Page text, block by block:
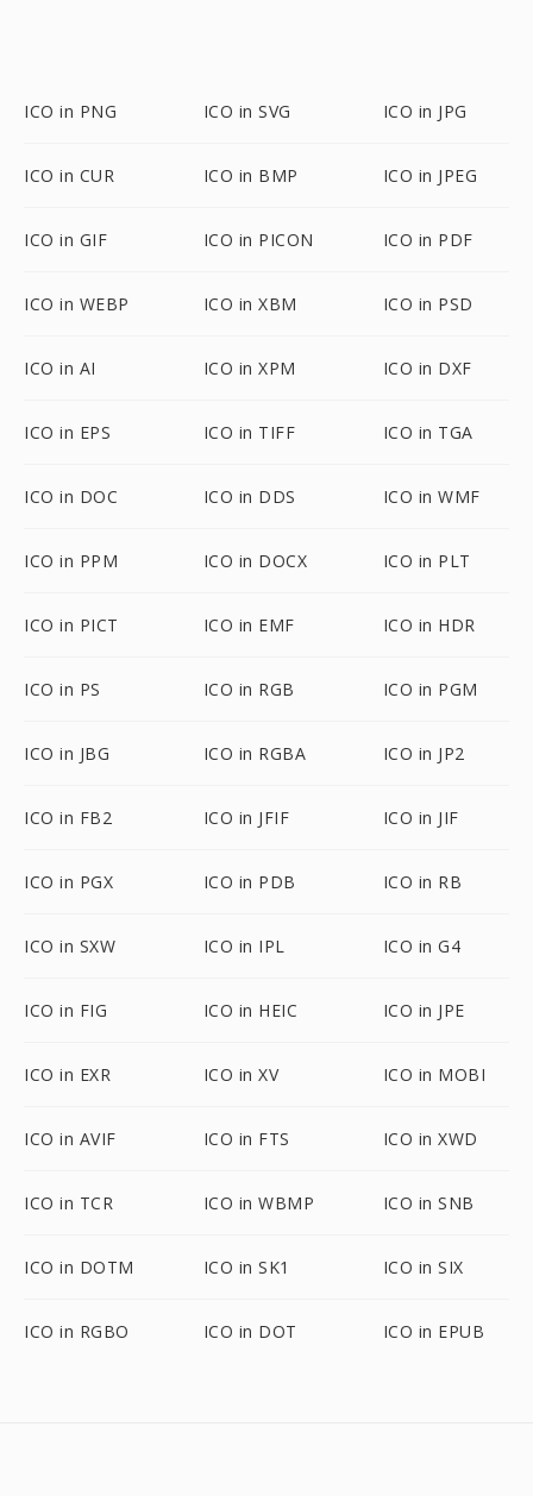
ICO in PNG ICO in SVG ICO in JPG
ICO in CUR ICO in BMP ICO in JPEG
ICO in GIF ICO in PICON ICO in PDF
ICO in WEBP ICO in XBM ICO in PSD
ICO in AI ICO in XPM ICO in DXF
ICO in EPS ICO in TIFF ICO in TGA
ICO in DOC ICO in DDS ICO in WMF
ICO in PPM ICO in DOCX ICO in PLT
ICO in PICT ICO in EMF ICO in HDR
ICO in PS ICO in RGB ICO in PGM
ICO in JBG ICO in RGBA ICO in JP2
ICO in FB2 ICO in JFIF ICO in JIF
ICO in PGX ICO in PDB ICO in RB
ICO in SXW ICO in IPL ICO in G4
ICO in FIG ICO in HEIC ICO in JPE
ICO in EXR ICO in XV ICO in MOBI
ICO in AVIF ICO in FTS ICO in XWD
ICO in TCR ICO in WBMP ICO in SNB
ICO in DOTM ICO in SK1 ICO in SIX
ICO in RGBO ICO in DOT ICO in EPUB